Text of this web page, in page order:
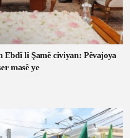
Ebdî li Şamê civiyan: Pêvajoya
masê ye